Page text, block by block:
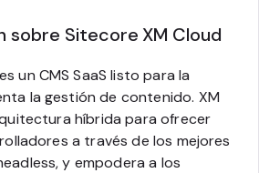
sobre Sitecore XM Cloud
es un CMS SaaS listo para la
la gestión de contenido. XM
híbrida para ofrecer
a través de los mejores
y empodera a los